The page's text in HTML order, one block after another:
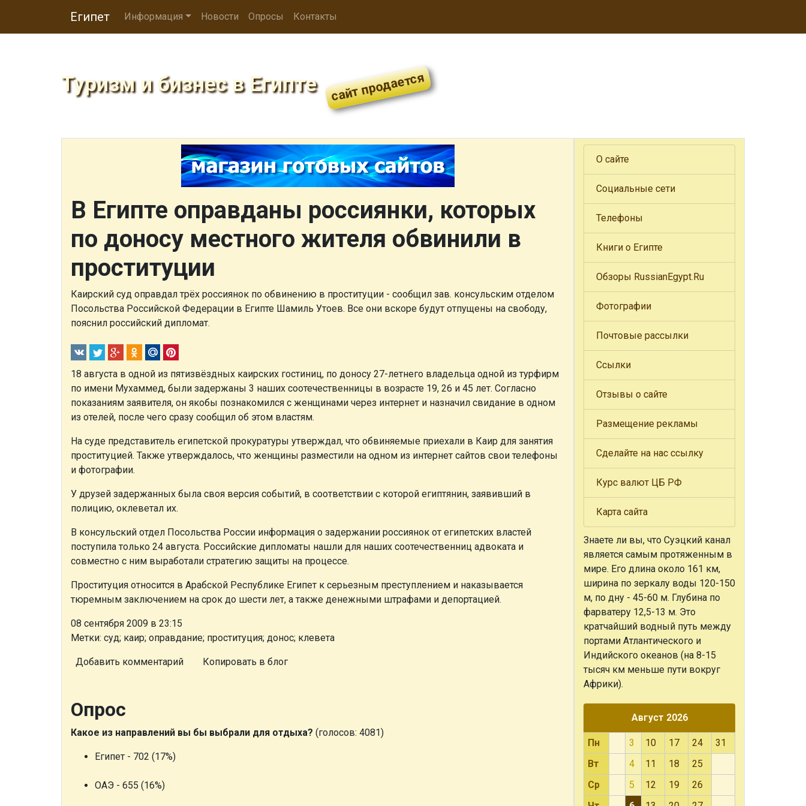
Египет Информация Новости Опросы Контакты
Туризм и бизнес в Египте
В Египте оправданы россиянки, которых
по доносу местного жителя обвинили в
проституции
Каирский суд оправдал трёх россиянок по обвинению в проституции - сообщил зав. консульским отделом
Посольства Российской Федерации в Египте Шамиль Утоев. Все они вскоре будут отпущены на свободу,
пояснил российский дипломат.
18 августа в одной из пятизвёздных каирских гостиниц, по доносу 27-летнего владельца одной из турфирм
по имени Мухаммед, были задержаны 3 наших соотечественницы в возрасте 19, 26 и 45 лет. Согласно
показаниям заявителя, он якобы познакомился с женщинами через интернет и назначил свидание в одном
из отелей, после чего сразу сообщил об этом властям.
На суде представитель египетской прокуратуры утверждал, что обвиняемые приехали в Каир для занятия
проституцией. Также утверждалось, что женщины разместили на одном из интернет сайтов свои телефоны
и фотографии.
У друзей задержанных была своя версия событий, в соответствии с которой египтянин, заявивший в
полицию, оклеветал их.
В консульский отдел Посольства России информация о задержании россиянок от египетских властей
поступила только 24 августа. Российские дипломаты нашли для наших соотечественниц адвоката и
совместно с ним выработали стратегию защиты на процессе.
Проституция относится в Арабской Республике Египет к серьезным преступлением и наказывается
тюремным заключением на срок до шести лет, а также денежными штрафами и депортацией.
08 сентября 2009 в 23:15
Метки: суд; каир; оправдание; проституция; донос; клевета
Добавить комментарий Копировать в блог
Опрос
Какое из направлений вы бы выбрали для отдыха? (голосов: 4081)
Египет - 702 (17%)
ОАЭ - 655 (16%)
О сайте
Социальные сети
Телефоны
Книги о Египте
Обзоры RussianEgypt.Ru
Фотографии
Почтовые рассылки
Ссылки
Отзывы о сайте
Размещение рекламы
Сделайте на нас ссылку
Курс валют ЦБ РФ
Карта сайта
Знаете ли вы, что Суэцкий канал
является самым протяженным в
мире. Его длина около 161 км,
ширина по зеркалу воды 120-150
м, по дну - 45-60 м. Глубина по
фарватеру 12,5-13 м. Это
кратчайший водный путь между
портами Атлантического и
Индийского океанов (на 8-15
тысяч км меньше пути вокруг
Африки).
Август 2026
Пн 3 10 17 24
31
Вт
4 11 18
25
Ср
5 12 19
26